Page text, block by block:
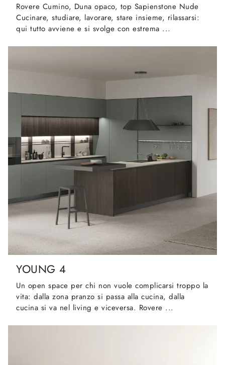
Rovere Cumino, Duna opaco, top Sapienstone Nude
Cucinare, studiare, lavorare, stare insieme, rilassarsi:
qui tutto avviene e si svolge con estrema ...
YOUNG 4
Un open space per chi non vuole complicarsi troppo la
vita: dalla zona pranzo si passa alla cucina, dalla
cucina si va nel living e viceversa. Rovere ...